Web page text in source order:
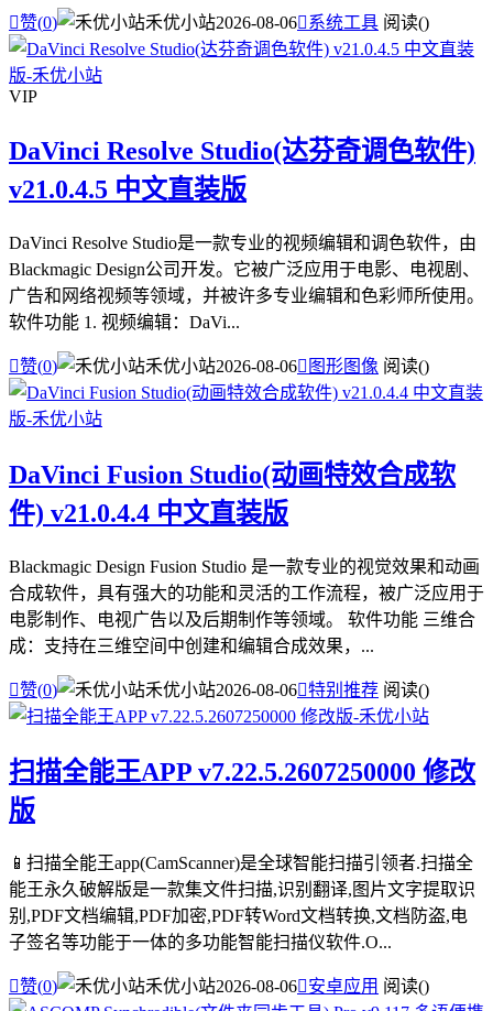
赞(0) 禾优小站2026-08-06系统工具 阅读()
VIP
DaVinci Resolve Studio(达芬奇调色软件)
v21.0.4.5 中文直装版
DaVinci Resolve Studio是一款专业的视频编辑和调色软件，由
Blackmagic Design公司开发。它被广泛应用于电影、电视剧、
广告和网络视频等领域，并被许多专业编辑和色彩师所使用。
软件功能 1. 视频编辑：DaVi...
赞(0) 禾优小站2026-08-06 图形图像 阅读()
DaVinci Fusion Studio(动画特效合成软
件) v21.0.4.4 中文直装版
Blackmagic Design Fusion Studio 是一款专业的视觉效果和动画
合成软件，具有强大的功能和灵活的工作流程，被广泛应用于
电影制作、电视广告以及后期制作等领域。 软件功能 三维合
成：支持在三维空间中创建和编辑合成效果，...
赞(0) 禾优小站2026-08-06特别推荐 阅读()
扫描全能王APP v7.22.5.2607250000 修改
版
📱扫描全能王app(CamScanner)是全球智能扫描引领者.扫描全
能王永久破解版是一款集文件扫描,识别翻译,图片文字提取识
别,PDF文档编辑,PDF加密,PDF转Word文档转换,文档防盗,电
子签名等功能于一体的多功能智能扫描仪软件.O...
赞(0) 禾优小站2026-08-06安卓应用 阅读()